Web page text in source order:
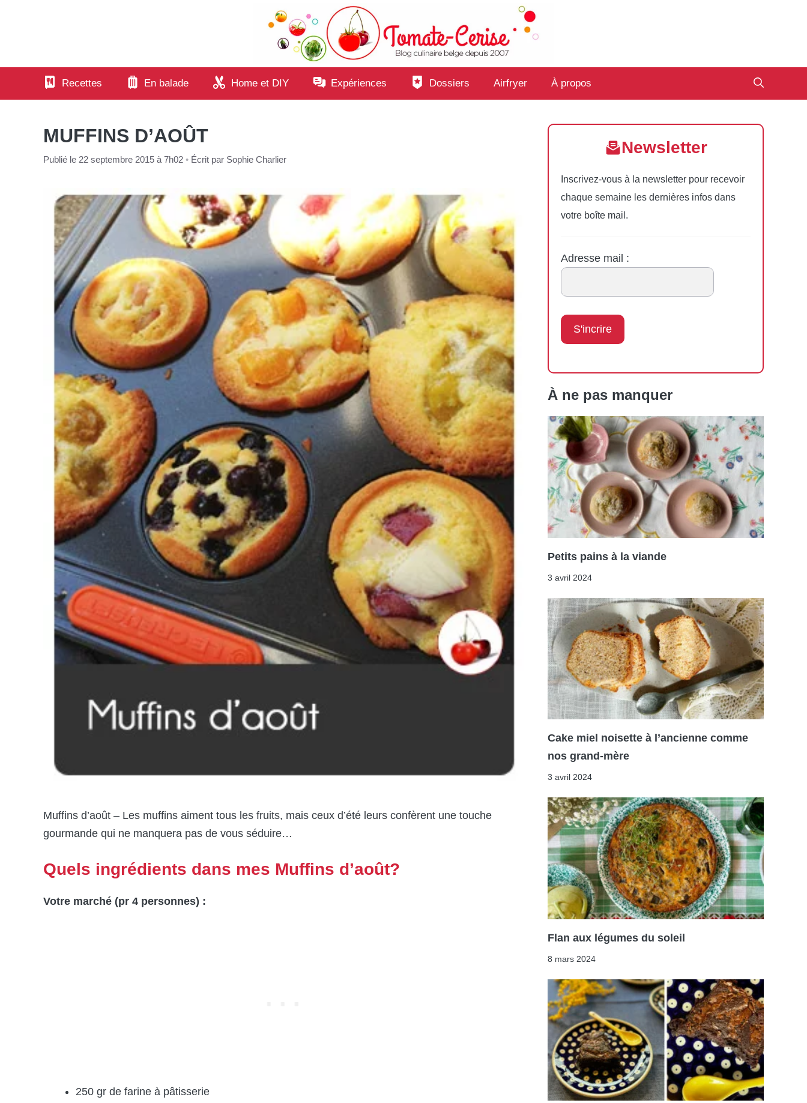
Recettes En balade Home et DIY Expériences Dossiers Airfryer À propos
MUFFINS D’AOÛT
Publié le 22 septembre 2015 à 7h02 • Écrit par Sophie Charlier
Muffins d’août – Les muffins aiment tous les fruits, mais ceux d’été leurs confèrent une touche
gourmande qui ne manquera pas de vous séduire…
Quels ingrédients dans mes Muffins d’août?
Votre marché (pr 4 personnes) :
250 gr de farine à pâtisserie
Newsletter
Inscrivez-vous à la newsletter pour recevoir
chaque semaine les dernières infos dans
votre boîte mail.
Adresse mail :
À ne pas manquer
Petits pains à la viande
3 avril 2024
Cake miel noisette à l’ancienne comme
nos grand-mère
3 avril 2024
Flan aux légumes du soleil
8 mars 2024